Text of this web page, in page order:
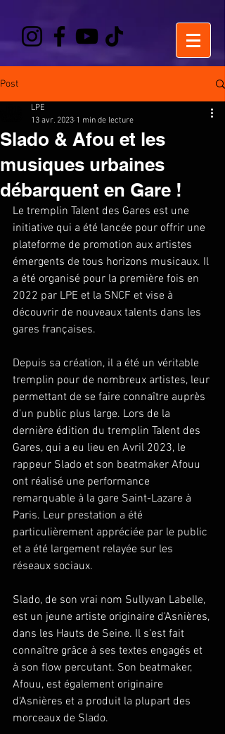
Post
Slado & Afou et les
musiques urbaines
débarquent en Gare !
LPE
13 avr. 2023 1 min de lecture
Le tremplin Talent des Gares est une
initiative qui a été lancée pour offrir une
plateforme de promotion aux artistes
émergents de tous horizons musicaux. Il
a été organisé pour la première fois en
2022 par LPE et la SNCF et vise à
découvrir de nouveaux talents dans les
gares françaises.
Depuis sa création, il a été un véritable
tremplin pour de nombreux artistes, leur
permettant de se faire connaître auprès
d'un public plus large. Lors de la
dernière édition du tremplin Talent des
Gares, qui a eu lieu en Avril 2023, le
rappeur Slado et son beatmaker Afouu
ont réalisé une performance
remarquable à la gare Saint-Lazare à
Paris. Leur prestation a été
particulièrement appréciée par le public
et a été largement relayée sur les
réseaux sociaux.
Slado, de son vrai nom Sullyvan Labelle,
est un jeune artiste originaire d'Asnières,
dans les Hauts de Seine. Il s'est fait
connaître grâce à ses textes engagés et
à son flow percutant. Son beatmaker,
Afouu, est également originaire
d'Asnières et a produit la plupart des
morceaux de Slado.